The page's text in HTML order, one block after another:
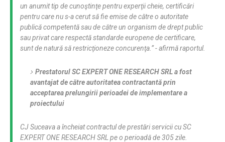
un anumit tip de cunoştinţe pentru experţii cheie, certificări
pentru care nu s-a cerut să fie emise de către o autoritate
publică competentă sau de către un organism de drept public
sau privat care respectă standarde europene de certificare,
sunt de natură să restricţioneze concurenţa.”- afirmă raportul.
Prestatorul SC EXPERT ONE RESEARCH SRL a fost
avantajat de către autoritatea contractantă prin
acceptarea prelungirii perioadei de implementare a
proiectului
CJ Suceava a încheiat contractul de prestări servicii cu SC
EXPERT ONE RESEARCH SRL pe o perioadă de 305 zile.